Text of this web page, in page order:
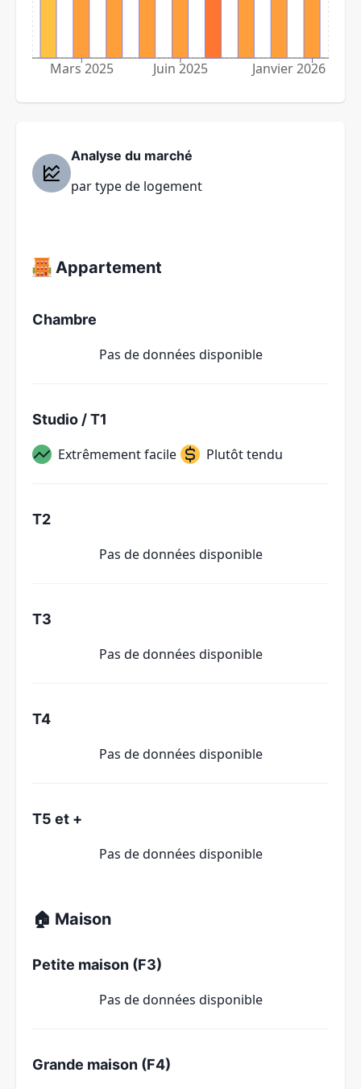
Mars 2025 Juin 2025 Janvier 2026
Analyse du marché
par type de logement
Appartement
Chambre
Pas de données disponible
Studio / T1
Extrêmement facile Plutôt tendu
T2
Pas de données disponible
T3
Pas de données disponible
T4
Pas de données disponible
T5 et +
Pas de données disponible
🏠 Maison
Petite maison (F3)
Pas de données disponible
Grande maison (F4)